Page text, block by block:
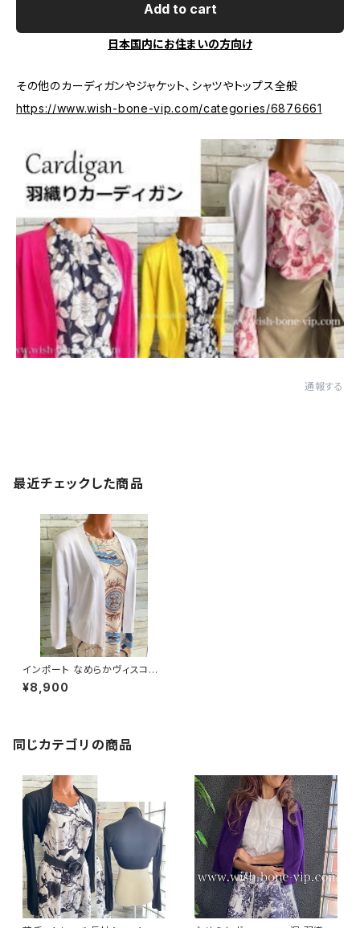
Add to cart
日本国内にお住まいの方向け
その他のカーディガンやジャケット、シャツやトップス全般
https://www.wish-bone-vip.com/categories/6876661
通報する
最近チェックした商品
インポート なめらかヴィスコー
ス混 羽織りもの 八分袖・長袖カ
ーディガン/ホワイト
¥8,900
同じカテゴリの商品